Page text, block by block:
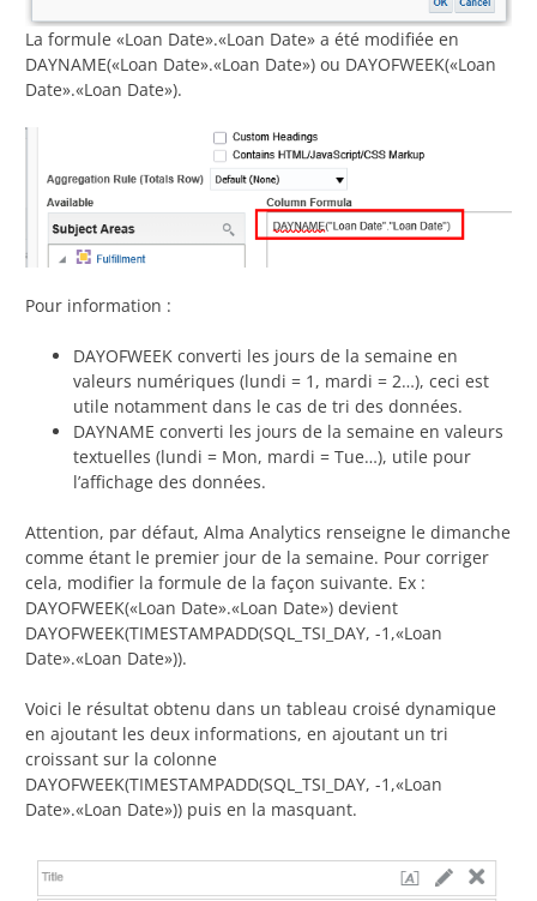
La formule «Loan Date».«Loan Date» a été modifiée en
DAYNAME(«Loan Date».«Loan Date») ou DAYOFWEEK(«Loan
Date».«Loan Date»).
Pour information :
DAYOFWEEK converti les jours de la semaine en
valeurs numériques (lundi = 1, mardi = 2…), ceci est
utile notamment dans le cas de tri des données.
DAYNAME converti les jours de la semaine en valeurs
textuelles (lundi = Mon, mardi = Tue…), utile pour
l’affichage des données.
Attention, par défaut, Alma Analytics renseigne le dimanche
comme étant le premier jour de la semaine. Pour corriger
cela, modifier la formule de la façon suivante. Ex :
DAYOFWEEK(«Loan Date».«Loan Date») devient
DAYOFWEEK(TIMESTAMPADD(SQL_TSI_DAY, -1,«Loan
Date».«Loan Date»)).
Voici le résultat obtenu dans un tableau croisé dynamique
en ajoutant les deux informations, en ajoutant un tri
croissant sur la colonne
DAYOFWEEK(TIMESTAMPADD(SQL_TSI_DAY, -1,«Loan
Date».«Loan Date»)) puis en la masquant.